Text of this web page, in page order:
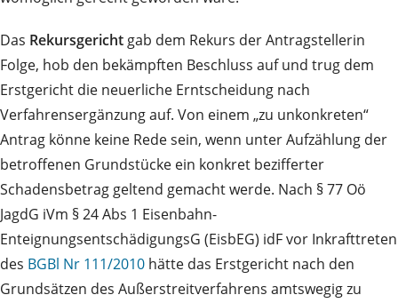
Das Rekursgericht gab dem Rekurs der Antragstellerin
Folge, hob den bekämpften Beschluss auf und trug dem
Erstgericht die neuerliche Erntscheidung nach
Verfahrensergänzung auf. Von einem „zu unkonkreten“
Antrag könne keine Rede sein, wenn unter Aufzählung der
betroffenen Grundstücke ein konkret bezifferter
Schadensbetrag geltend gemacht werde. Nach § 77 Oö
JagdG iVm § 24 Abs 1 Eisenbahn-
EnteignungsentschädigungsG (EisbEG) idF vor Inkrafttreten
des BGBl Nr 111/2010 hätte das Erstgericht nach den
Grundsätzen des Außerstreitverfahrens amtswegig zu